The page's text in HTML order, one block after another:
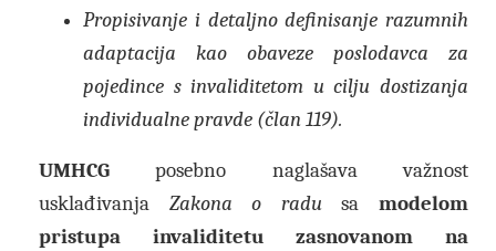
Propisivanje i detaljno definisanje razumnih
adaptacija kao obaveze poslodavca za
pojedince s invaliditetom u cilju dostizanja
individualne pravde (član 119).
UMHCG posebno naglašava važnost
usklađivanja Zakona o radusamodelom
pristupa invaliditetu zasnovanom na